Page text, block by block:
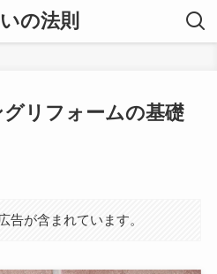
の法則
リフォームの基礎
告が含まれています。